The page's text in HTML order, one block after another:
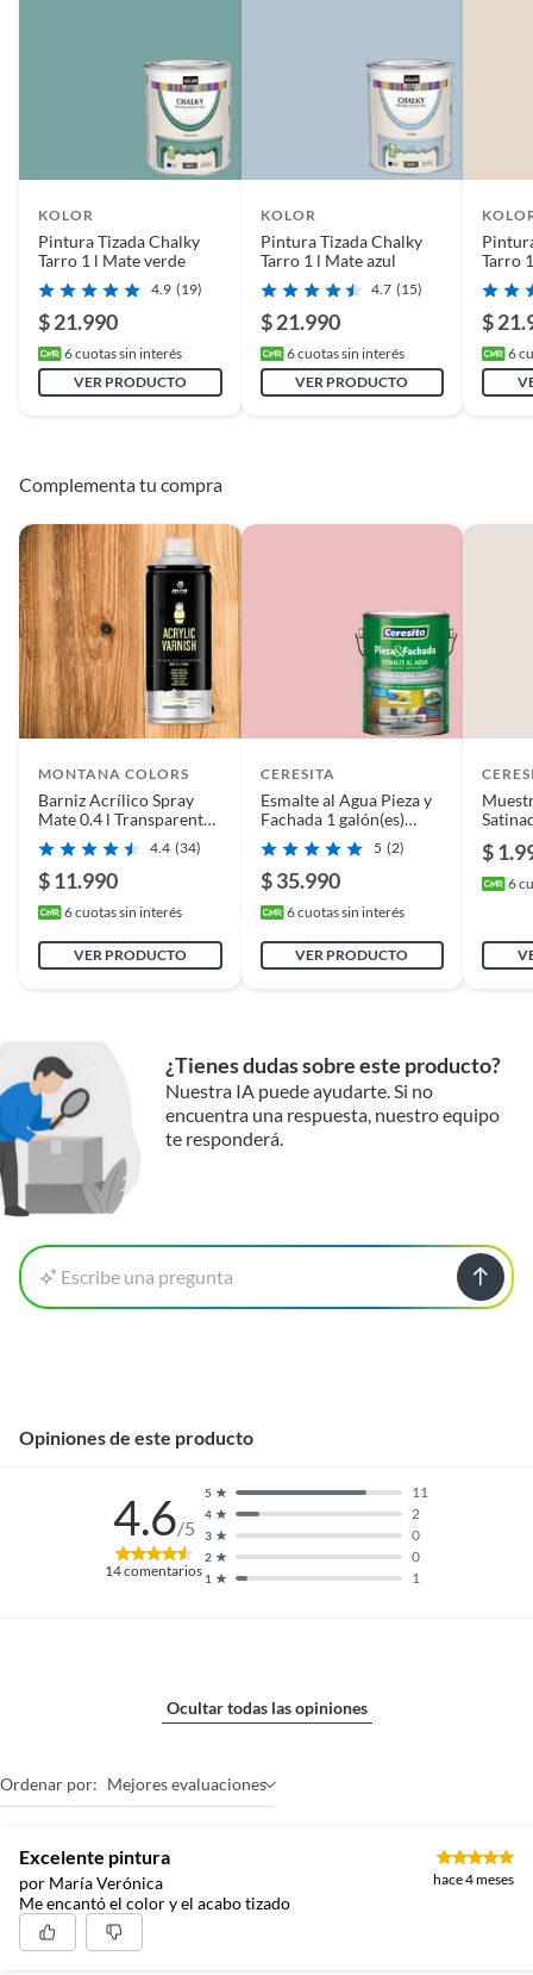
Cuidado y limpieza
Se diluye con agua lo que
facilita su uso y limpieza
Dilución Agua
Recomendaciones
Se recomienda complementar
con brochas y pinceles de alta
calidad, lijas para preparar las
superficies y cintas de
enmascarar para proteger
Contenido
Rendimiento por capa
KOLOR
Pintura Tizada Chalky
Tarro 1 l Mate verde
4.9 (19)
$ 21.990
6cuotas sin interés
VER PRODUCTO
KOLOR
Pintura Tizada Chalky
Tarro 1 l Mate azul
4.7 (15)
$ 21.990
6cuotas sin interés
VER PRODUCTO
Tarro
$
6
Complementa tu compra
MONTANA COLORS
Barniz Acrílico Spray
Mate 0.4 l Transparente
mate
4.4 (34)
$ 11.990
6cuotas sin interés
VER PRODUCTO
CERESITA
Esmalte al Agua Pieza y
Fachada 1 galón(es)
Satinado Rosado
Cherokee Rose
5 (2)
$ 35.990
6cuotas sin interés
VER PRODUCTO
$
6
¿Tienes dudas sobre este producto?
Nuestra IA puede ayudarte. Si no
encuentra una respuesta, nuestro equipo
te responderá.
Escribe una pregunta
Opiniones de este producto
4.6/5
14comentarios 1 1
2 0
3 0
4 2
5 11
Ocultar todas las opiniones
Ordenar por: Mejores evaluaciones
Excelente pintura
por María Verónica hace 4 meses
Me encantó el color y el acabo tizado